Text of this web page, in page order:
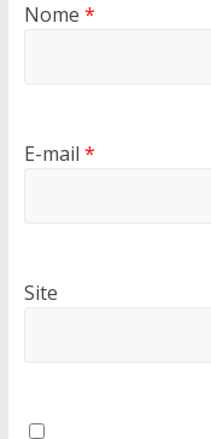
Nome *
E-mail *
Site